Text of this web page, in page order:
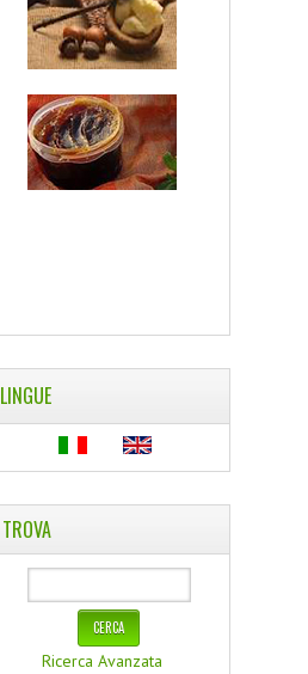
LINGUE
TROVA
Ricerca Avanzata